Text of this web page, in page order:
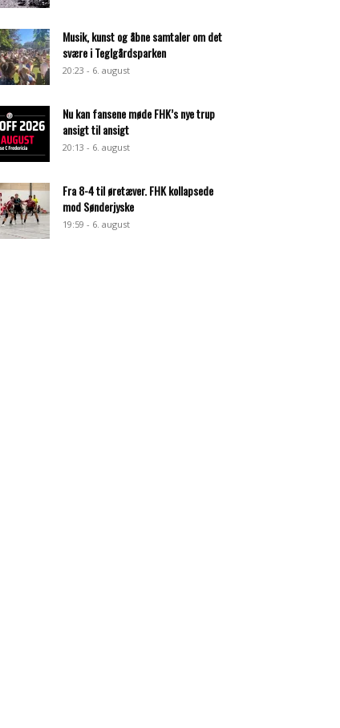
Musik, kunst og åbne samtaler om det
svære i Teglgårdsparken
20:23 - 6. august
Nu kan fansene møde FHK’s nye trup
ansigt til ansigt
20:13 - 6. august
Fra 8-4 til øretæver. FHK kollapsede
mod Sønderjyske
19:59 - 6. august